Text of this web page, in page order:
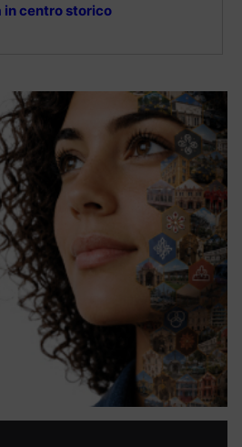
in centro storico